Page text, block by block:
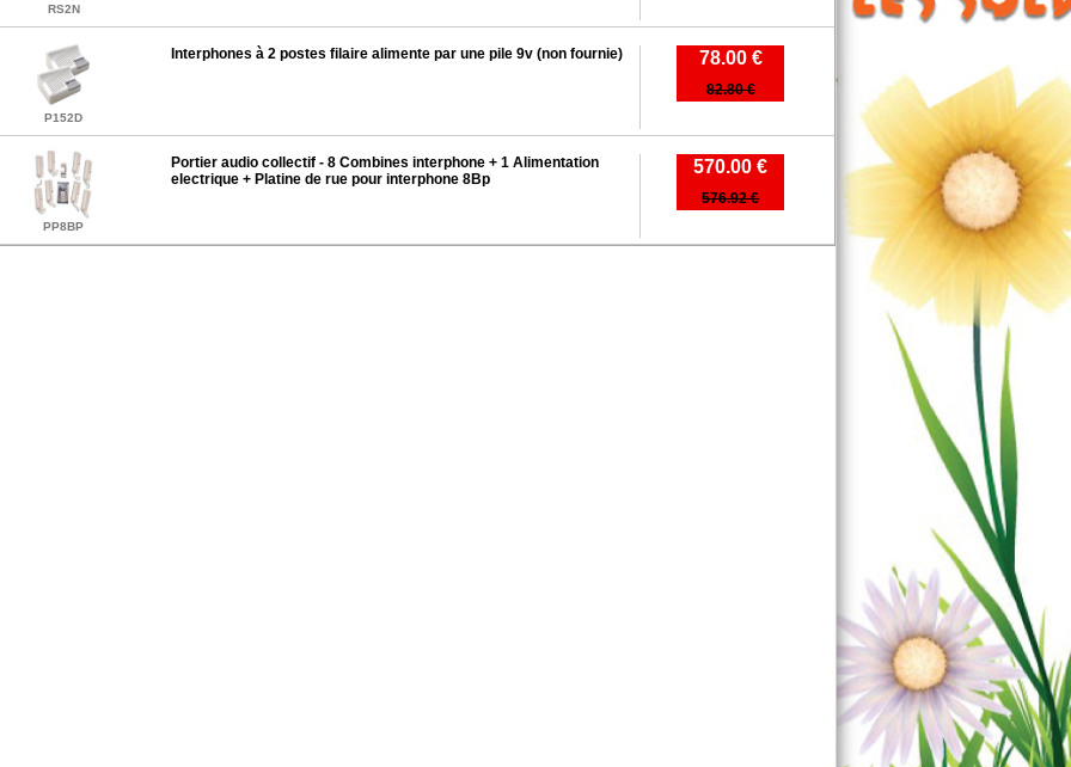
RS2N
P152D
Interphones à 2 postes filaire alimente par une pile 9v (non fournie) 78.00 €
82.80 €
PP8BP
Portier audio collectif - 8 Combines interphone + 1 Alimentation
electrique + Platine de rue pour interphone 8Bp
570.00 €
576.92 €